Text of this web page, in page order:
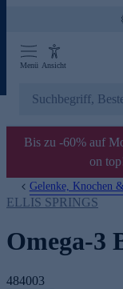
Menü Ansicht
Bis zu -60% auf
on
Gelenke, Knochen
ELLIS SPRINGS
Omega-3
484003